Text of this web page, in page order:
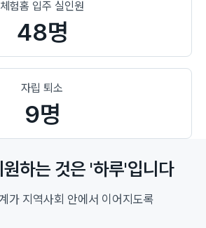
체험홈 입주 실인원
48명
자립 퇴소
9명
하는 것은 '하루'입니다
가 지역사회 안에서 이어지도록